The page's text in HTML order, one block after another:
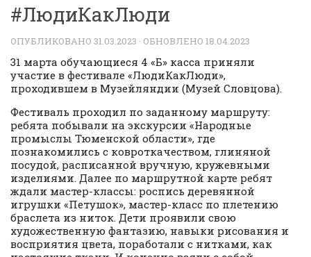
#ЛюдиКакЛюди
ОПУБЛИКОВАНО 31.03.2023 · ОБНОВЛЕНО 18.04.2023
31 марта обучающиеся 4 «Б» касса приняли
участие в фестивале «ЛюдиКакЛюди»,
проходившем в Музейляндии (Музей Словцова).
Фестиваль проходил по заданному маршруту:
ребята побывали на экскурсии «Народные
промыслы Тюменской области», где
познакомились с ковроткачеством, глиняной
посудой, расписанной вручную, кружевными
изделиями. Далее по маршрутной карте ребят
ждали мастер-классы: роспись деревянной
игрушки «Петушок», мастер-класс по плетению
браслета из ниток. Дети проявили свою
художественную фантазию, навыки рисования и
восприятия цвета, поработали с нитками, как